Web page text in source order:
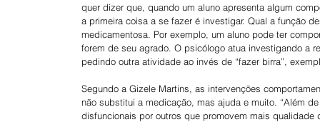
quer dizer que, quando um aluno apresenta algum
a primeira coisa a se fazer é investigar. Qual a função
medicamentosa. Por exemplo, um aluno pode ter
forem de seu agrado. O psicólogo atua investigando a
pedindo outra atividade ao invés de “fazer birra”,
Segundo a Gizele Martins, as intervenções
não substitui a medicação, mas ajuda e muito. “Além
disfuncionais por outros que promovem mais